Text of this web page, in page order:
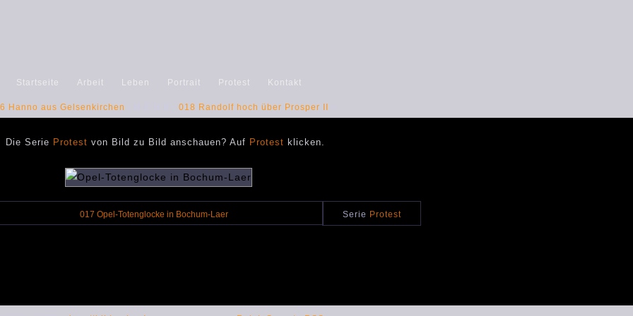
Startseite Arbeit Leben Portrait Protest Kontakt
Hanno aus Gelsenkirchen 018 Randolf hoch über Prosper II
Die Serie Protest von Bild zu Bild anschauen? Auf Protest klicken.
017 Opel-Totenglocke in Bochum-Laer Serie Protest